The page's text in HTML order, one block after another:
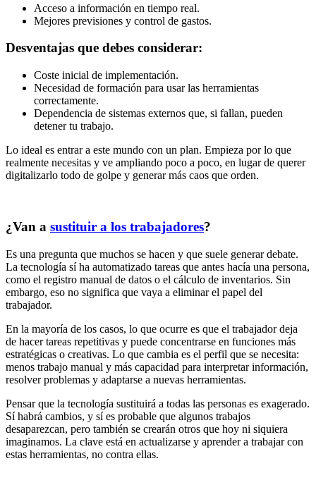
Acceso a información en tiempo real.
Mejores previsiones y control de gastos.
Desventajas que debes considerar:
Coste inicial de implementación.
Necesidad de formación para usar las herramientas
correctamente.
Dependencia de sistemas externos que, si fallan, pueden
detener tu trabajo.
Lo ideal es entrar a este mundo con un plan. Empieza por lo que
realmente necesitas y ve ampliando poco a poco, en lugar de querer
digitalizarlo todo de golpe y generar más caos que orden.
¿Van a sustituir a los trabajadores?
Es una pregunta que muchos se hacen y que suele generar debate.
La tecnología sí ha automatizado tareas que antes hacía una persona,
como el registro manual de datos o el cálculo de inventarios. Sin
embargo, eso no significa que vaya a eliminar el papel del
trabajador.
En la mayoría de los casos, lo que ocurre es que el trabajador deja
de hacer tareas repetitivas y puede concentrarse en funciones más
estratégicas o creativas. Lo que cambia es el perfil que se necesita:
menos trabajo manual y más capacidad para interpretar información,
resolver problemas y adaptarse a nuevas herramientas.
Pensar que la tecnología sustituirá a todas las personas es exagerado.
Sí habrá cambios, y sí es probable que algunos trabajos
desaparezcan, pero también se crearán otros que hoy ni siquiera
imaginamos. La clave está en actualizarse y aprender a trabajar con
estas herramientas, no contra ellas.